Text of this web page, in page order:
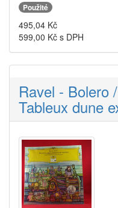
Použité
495,04 Kč
599,00 Kč s DPH
Ravel - Bolero
Tableux dune